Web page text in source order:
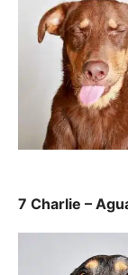
7 Charlie –